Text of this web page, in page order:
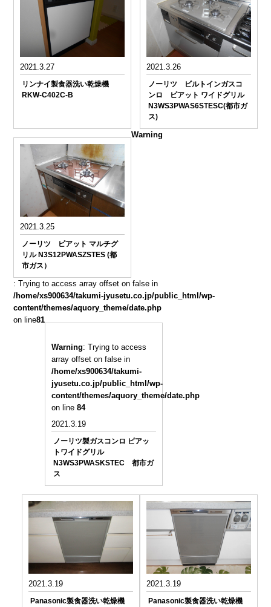
2021.3.27
リンナイ製食器洗い乾燥機
RKW-C402C-B
2021.3.26
ノーリツ ビルトインガスコ
ンロ ピアット ワイドグリル
N3WS3PWAS6STESC(都市ガ
ス)
2021.3.25
ノーリツ ピアット マルチグ
リル N3S12PWASZSTES (都
市ガス）
Warning
: Trying to access array offset on false in
/home/xs900634/takumi-jyusetu.co.jp/public_html/wp-
content/themes/aquory_theme/date.php
on line81
Warning: Trying to access
array offset on false in
/home/xs900634/takumi-
jyusetu.co.jp/public_html/wp-
content/themes/aquory_theme/date.php
on line84
2021.3.19
ノーリツ製ガスコンロ ピアッ
トワイドグリル
N3WS3PWASKSTEC 都市ガ
ス
2021.3.19
Panasonic製食器洗い乾燥機
2021.3.19
Panasonic製食器洗い乾燥機